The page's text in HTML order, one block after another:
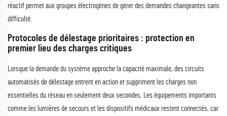
réactif permet aux groupes électrogènes de gérer des demandes changeantes sans
difficulté.
Protocoles de délestage prioritaires : protection en
premier lieu des charges critiques
Lorsque la demande du système approche la capacité maximale, des circuits
automatisés de délestage entrent en action et suppriment les charges non
essentielles du réseau en seulement deux secondes. Les équipements importants
comme les lumières de secours et les dispositifs médicaux restent connectés, car